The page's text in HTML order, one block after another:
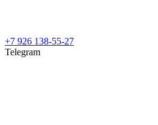
+7 926 138-55-27
Telegram